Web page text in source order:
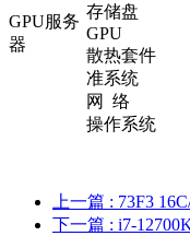
GPU服务
器
存储盘
GPU
散热套件
准系统
网 络
操作系统
上一篇 : 73F3
下一篇 : i7-